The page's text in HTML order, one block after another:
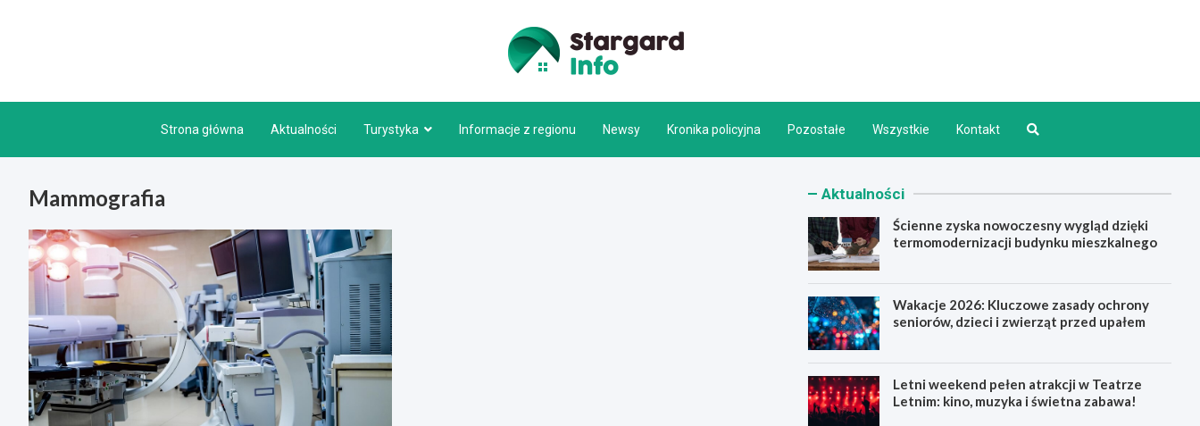
Strona główna Aktualności Turystyka Informacje z regionu Newsy Kronika policyjna Pozostałe Wszystkie Kontakt
Mammografia Aktualności
Ścienne zyska nowoczesny wygląd dzięki
termomodernizacji budynku mieszkalnego
Wakacje 2026: Kluczowe zasady ochrony
seniorów, dzieci i zwierząt przed upałem
Letni weekend pełen atrakcji w Teatrze
Letnim: kino, muzyka i świetna zabawa!